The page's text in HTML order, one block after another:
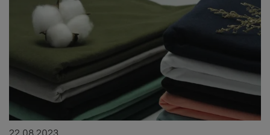
22.08.2023